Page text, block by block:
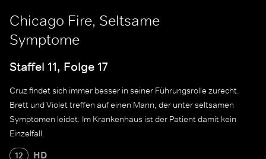
Chicago Fire, Seltsame
Symptome
Staffel 11, Folge 17
Cruz findet sich immer besser in seiner Führungsrolle zurecht.
Brett und Violet treffen auf einen Mann, der unter seltsamen
Symptomen leidet. Im Krankenhaus ist der Patient damit kein
Einzelfall.
12 HD